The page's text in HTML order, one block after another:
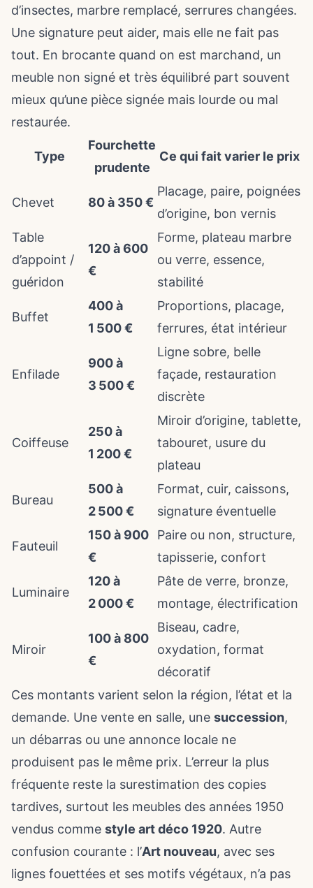
d’insectes, marbre remplacé, serrures changées.
Une signature peut aider, mais elle ne fait pas
tout. En brocante quand on est marchand, un
meuble non signé et très équilibré part souvent
mieux qu’une pièce signée mais lourde ou mal
restaurée.
Type
Fourchette
prudente
Ce qui fait varier le prix
Chevet 80 à 350 €
Placage, paire, poignées
d’origine, bon vernis
Table
d’appoint /
guéridon
120 à 600
€
Forme, plateau marbre
ou verre, essence,
stabilité
Buffet
400 à
1 500 €
Proportions, placage,
ferrures, état intérieur
Enfilade
900 à
3 500 €
Ligne sobre, belle
façade, restauration
discrète
Coiffeuse
250 à
1 200 €
Miroir d’origine, tablette,
tabouret, usure du
plateau
Bureau
500 à
2 500 €
Format, cuir, caissons,
signature éventuelle
Fauteuil
150 à 900
€
Paire ou non, structure,
tapisserie, confort
Luminaire
120 à
2 000 €
Pâte de verre, bronze,
montage, électrification
Miroir
100 à 800
€
Biseau, cadre,
oxydation, format
décoratif
Ces montants varient selon la région, l’état et la
demande. Une vente en salle, une succession,
un débarras ou une annonce locale ne
produisent pas le même prix. L’erreur la plus
fréquente reste la surestimation des copies
tardives, surtout les meubles des années 1950
vendus comme style art déco 1920. Autre
confusion courante : l’Art nouveau, avec ses
lignes fouettées et ses motifs végétaux, n’a pas